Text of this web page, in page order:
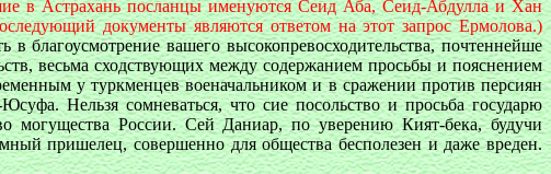
в Астрахань посланцы именуются Сеид Аба, Сеид-Абдулла и Хан
документы являются ответом на этот запрос Ермолова.)
благоусмотрение вашего высокопревосходительства, почтеннейше
весьма сходствующих между содержанием просьбы и пояснением
у туркменцев военачальником и в сражении против персиян
Нельзя сомневаться, что сие посольство и просьба государю
могущества России. Сей Даниар, по уверению Кият-бека, будучи
пришелец, совершенно для общества бесполезен и даже вреден.